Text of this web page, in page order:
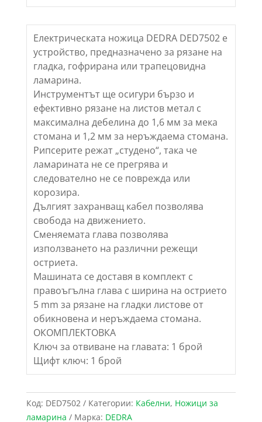
Електрическата ножица DEDRA DED7502 е
устройство, предназначено за рязане на
гладка, гофрирана или трапецовидна
ламарина.
Инструментът ще осигури бързо и
ефективно рязане на листов метал с
максимална дебелина до 1,6 мм за мека
стомана и 1,2 мм за неръждаема стомана.
Рипсерите режат „студено“, така че
ламарината не се прегрява и
следователно не се поврежда или
корозира.
Дългият захранващ кабел позволява
свобода на движението.
Сменяемата глава позволява
използването на различни режещи
остриета.
Машината се доставя в комплект с
правоъгълна глава с ширина на острието
5 mm за рязане на гладки листове от
обикновена и неръждаема стомана.
ОКОМПЛЕКТОВКА
Ключ за отвиване на главата: 1 брой
Щифт ключ: 1 брой
Код: DED7502 Категории: Кабелни, Ножици за
ламарина
Марка: DEDRA